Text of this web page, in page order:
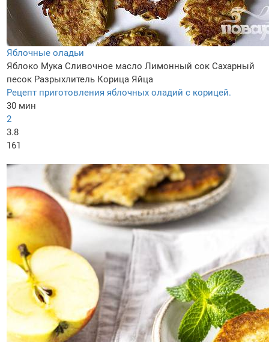
Яблочные оладьи
Яблоко Мука Сливочное масло Лимонный сок Сахарный
песок Разрыхлитель Корица Яйца
Рецепт приготовления яблочных оладий с корицей.
30 мин
2
3.8
161